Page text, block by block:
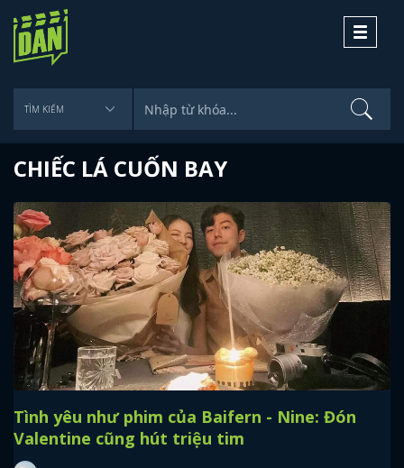
Toggle
CHIẾC LÁ CUỐN BAY
Tình yêu như phim của Baifern - Nine: Đón
Valentine cũng hút triệu tim